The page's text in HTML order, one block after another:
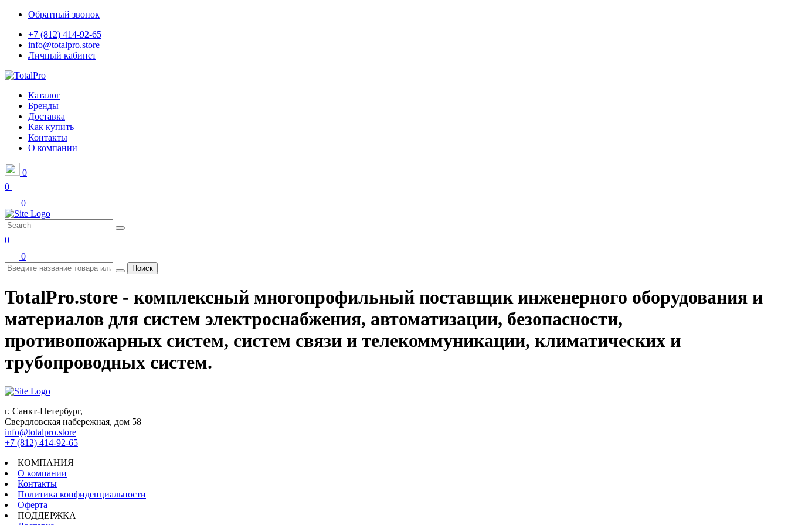
Обратный звонок
+7 (812) 414-92-65
info@totalpro.store
Личный кабинет
Каталог
Бренды
Доставка
Как купить
Контакты
О компании
0
0
0
0
0
Поиск
TotalPro.store - комплексный многопрофильный поставщик инженерного оборудования и
материалов для систем электроснабжения, автоматизации, безопасности,
противопожарных систем, систем связи и телекоммуникации, климатических и
трубопроводных систем.
г. Санкт-Петербург,
Свердловская набережная, дом 58
info@totalpro.store
+7 (812) 414-92-65
КОМПАНИЯ
О компании
Контакты
Политика конфиденциальности
Оферта
ПОДДЕРЖКА